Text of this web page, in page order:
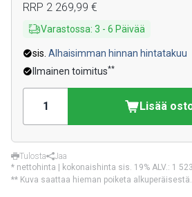
RRP 2 269,99 €
Varastossa: 3 - 6 Päivää
sis. Alhaisimman hinnan hintatakuu
Ilmainen toimitus**
Lisää
Tulosta
Jaa
* nettohinta | kokonaishinta sis. 19% ALV.: 1
** Kuva saattaa hieman poiketa alkuperäisestä.